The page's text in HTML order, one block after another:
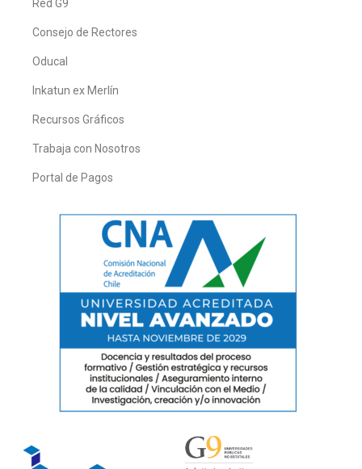
Red G9
Consejo de Rectores
Oducal
Inkatun ex Merlín
Recursos Gráficos
Trabaja con Nosotros
Portal de Pagos